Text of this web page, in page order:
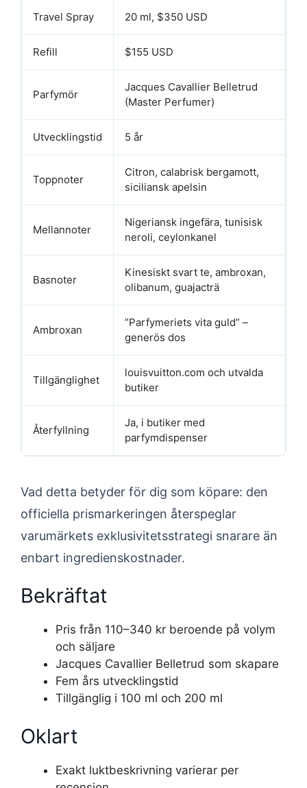
Travel Spray 20 ml, $350 USD
Refill $155 USD
Parfymör
Jacques Cavallier Belletrud
(Master Perfumer)
Utvecklingstid 5 år
Toppnoter
Citron, calabrisk bergamott,
siciliansk apelsin
Mellannoter
Nigeriansk ingefära, tunisisk
neroli, ceylonkanel
Basnoter
Kinesiskt svart te, ambroxan,
olibanum, guajacträ
Ambroxan
”Parfymeriets vita guld” –
generös dos
Tillgänglighet
louisvuitton.com och utvalda
butiker
Återfyllning
Ja, i butiker med
parfymdispenser
Vad detta betyder för dig som köpare: den
officiella prismarkeringen återspeglar
varumärkets exklusivitetsstrategi snarare än
enbart ingredienskostnader.
Bekräftat
Pris från 110–340 kr beroende på volym
och säljare
Jacques Cavallier Belletrud som skapare
Fem års utvecklingstid
Tillgänglig i 100 ml och 200 ml
Oklart
Exakt luktbeskrivning varierar per